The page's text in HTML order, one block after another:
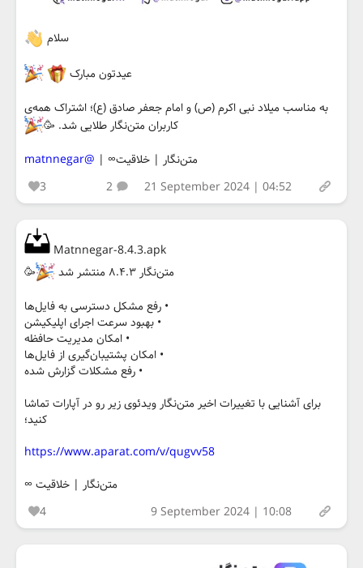
سلام
عیدتون مبارک
به مناسب میلاد نبی اکرم (ص) و امام جعفر صادق (ع)؛ اشتراک همه‌ی
کاربران متن‌نگار طلایی شد. 🥳
متن‌نگار | خلاقیت∞ | @matnnegar
3
2 21 September 2024 | 04:52
Matnnegar-8.4.3.apk
متن‌نگار ۸.۴.۳ منتشر شد
🥳
• رفع مشکل دسترسی به فایل‌ها
• بهبود سرعت اجرای اپلیکیشن
• امکان مدیریت حافظه
• امکان پشتیبان‌گیری از فایل‌ها
• رفع مشکلات گزارش شده
برای آشنایی با تغییرات اخیر متن‌نگار ویدئوی زیر رو در آپارات تماشا
کنید؛
https://www.aparat.com/v/qugvv58
متن‌نگار | خلاقیت ∞
4
9 September 2024 | 10:08